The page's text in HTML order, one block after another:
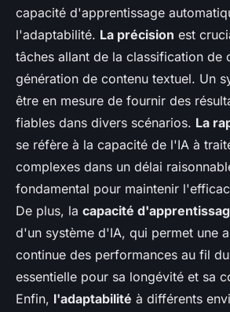
capacité d'apprentissage
l'adaptabilité. La précision est
tâches allant de la classification de
génération de contenu textuel. Un
être en mesure de fournir des
fiables dans divers scénarios. La
se réfère à la capacité de l'IA à
complexes dans un délai
fondamental pour maintenir
De plus, la capacité
d'un système d'IA, qui permet une
continue des performances au fil
essentielle pour sa longévité et sa
Enfin, l'adaptabilité à différents